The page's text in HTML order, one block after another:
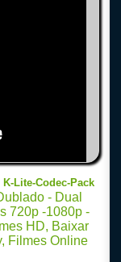
K-Lite-Codec-Pack